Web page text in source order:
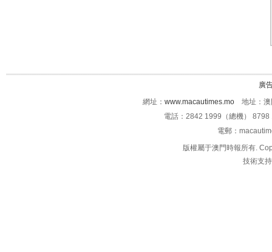
廣
網址： www.macautimes.mo 地址：澳
電話：2842 1999（總機）
電郵：
版權屬于澳門時報所有.
技術支